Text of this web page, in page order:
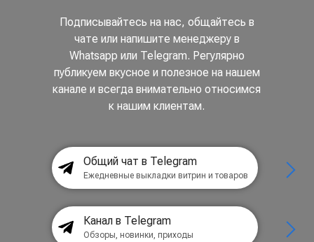
Подписывайтесь на нас, общайтесь в
чате или напишите менеджеру в
Whatsapp или Telegram. Регулярно
публикуем вкусное и полезное на нашем
канале и всегда внимательно относимся
к нашим клиентам.
Общий чат в Telegram
Ежедневные выкладки витрин и товаров
Канал в Telegram
Обзоры, новинки, приходы